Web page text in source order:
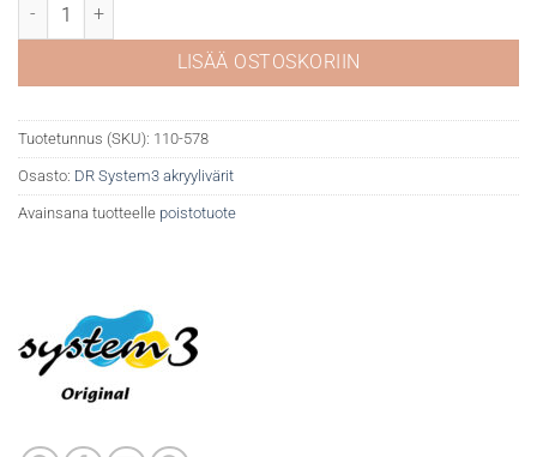
LISÄÄ OSTOSKORIIN
Tuotetunnus (SKU): 110-578
Osasto: DR System3 akryylivärit
Avainsana tuotteelle poistotuote